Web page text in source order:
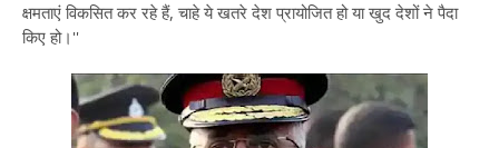
क्षमताएं विकसित कर रहे हैं, चाहे ये खतरे देश प्रायोजित हो या खुद देशों ने पैदा
किए हो।''